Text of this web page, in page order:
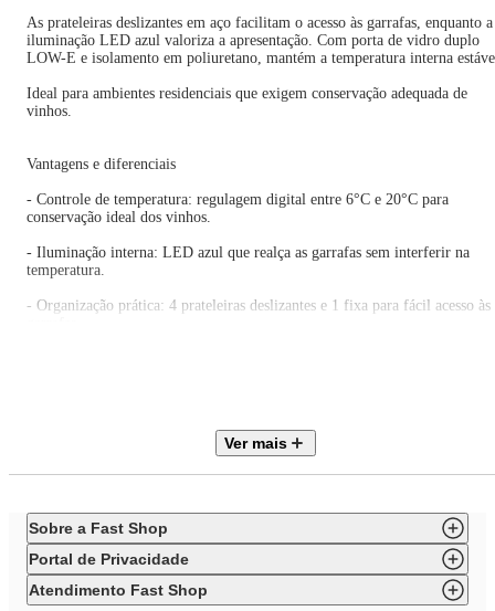
As prateleiras deslizantes em aço facilitam o acesso às garrafas, enquanto a
iluminação LED azul valoriza a apresentação. Com porta de vidro duplo
LOW-E e isolamento em poliuretano, mantém a temperatura interna
Ideal para ambientes residenciais que exigem conservação adequada de
vinhos.
Vantagens e diferenciais
- Controle de temperatura: regulagem digital entre 6°C e 20°C para
conservação ideal dos vinhos.
- Iluminação interna: LED azul que realça as garrafas sem interferir na
temperatura.
- Organização prática: 4 prateleiras deslizantes e 1 fixa para fácil acesso às
Modelo: Piubella 100
Potência: 145W
Frequência: 60Hz
Capacidade: 82L
Capacidade de garrafas: 24
Diâmetro máximo das garrafas: 90mm
Ver mais
Sobre a Fast Shop
Portal de Privacidade
Atendimento Fast Shop